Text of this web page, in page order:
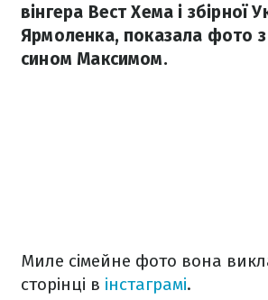
вінгера Вест Хема і збірної
Ярмоленка, показала фото
сином Максимом.
Миле сімейне фото вона
сторінці в інстаграмі.